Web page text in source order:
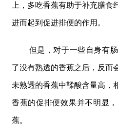
上，多吃香蕉有助于补充膳食
进而起到促进排便的作用。
但是，对于一些自身有
了没有熟透的香蕉之后，反而
未熟透的香蕉中鞣酸含量高，
香蕉的促排便效果并不明显
蕉。